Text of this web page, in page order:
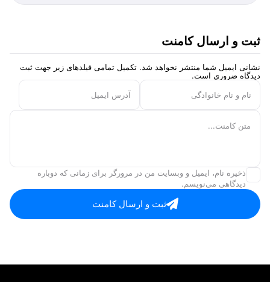
ثبت و ارسال کامنت
نشانی ایمیل شما منتشر نخواهد شد. تکمیل تمامی فیلد‌های زیر جهت ثبت
دیدگاه ضروری است.
نام و نام خانوادگی
آدرس ایمیل
متن کامنت...
ذخیره نام، ایمیل و وبسایت من در مرورگر برای زمانی که دوباره
دیدگاهی می‌نویسم.
ثبت و ارسال کامنت